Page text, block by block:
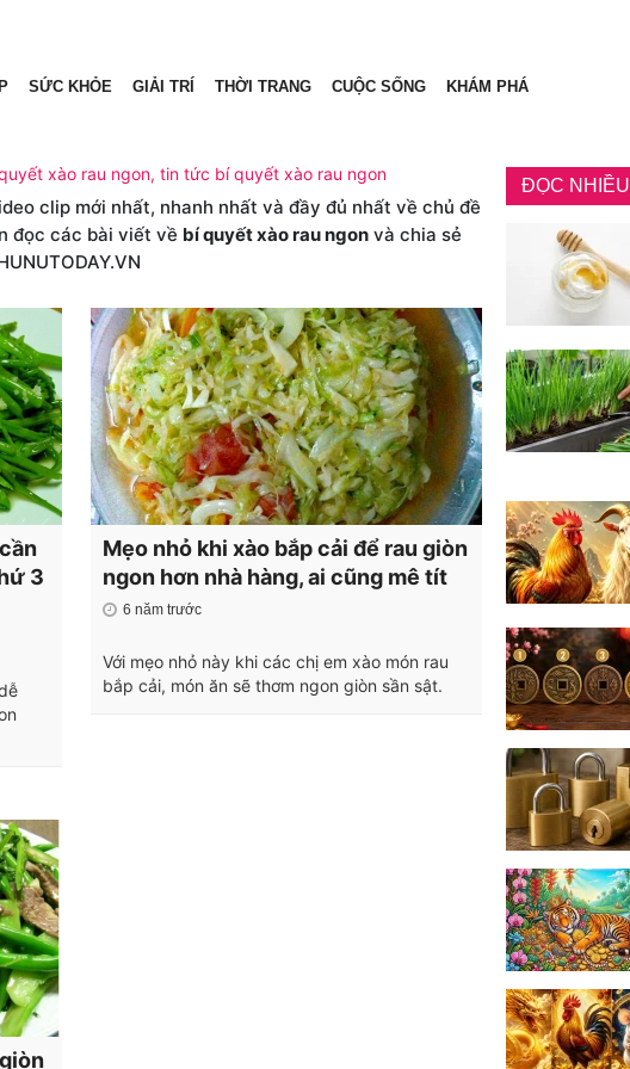
SỨC KHỎE GIẢI TRÍ THỜI TRANG CUỘC SỐNG KHÁM PHÁ
xào rau ngon, tin tức bí quyết xào rau ngon
clip mới nhất, nhanh nhất và đầy đủ nhất về chủ đề
đọc các bài viết về bí quyết xào rau ngon và chia sẻ
3
Mẹo nhỏ khi xào bắp cải để rau giòn
ngon hơn nhà hàng, ai cũng mê tít
6 năm trước
Với mẹo nhỏ này khi các chị em xào món rau
bắp cải, món ăn sẽ thơm ngon giòn sần sật.
ĐỌC NHIỀU